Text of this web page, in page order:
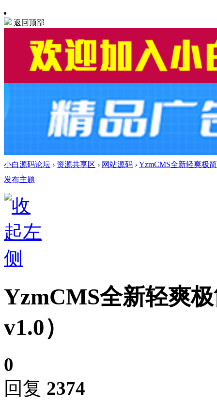
返回顶部
小白源码论坛 › 资源共享区 › 网站源码 › YzmCMS全新轻爽极
发布主题
YzmCMS全新轻爽
v1.0）
0
回复 2374